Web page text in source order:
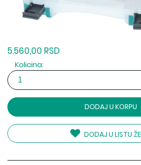
5.560,00 RSD
Kolicina:
DODAJ U KORPU
DODAJ U LISTU